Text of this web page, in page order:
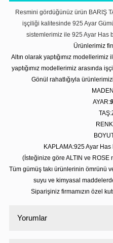
Resmini gördüğünüz ürün BARIŞ
işçiliği kalitesinde 925 Ayar
sistemlerimiz ile 925 Ayar Has
Ürünlerimiz
Altın olarak yaptığımız
yaptığımız modellerimiz arasında
Gönül rahatlığıyla
AYAR:
KAPLAMA:925 Ayar
(İsteğinize göre ALTIN ve
Tüm gümüş takı ürünlerinin ömrünü
suyu ve kimyasal
Siparişiniz firmamızın özel
Yorumlar